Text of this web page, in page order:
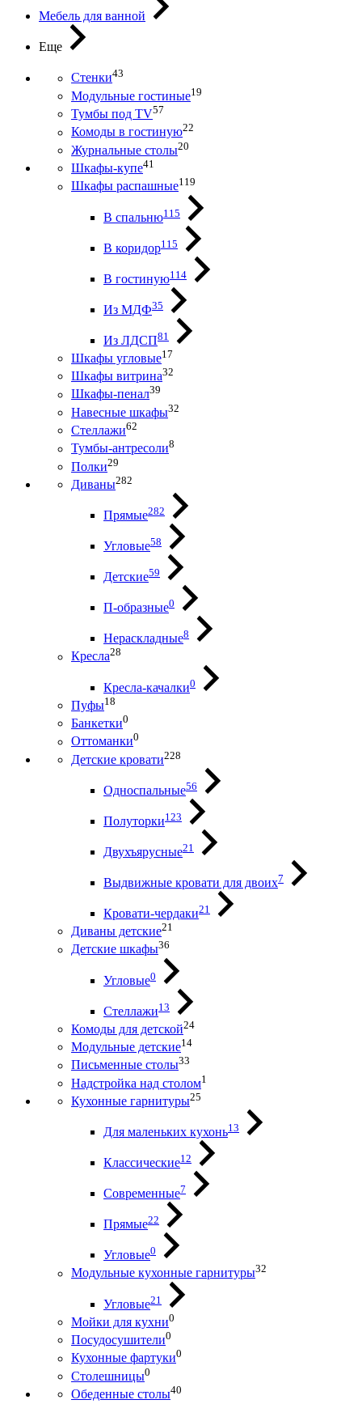
Мебель для ванной
Еще
Стенки43
Модульные гостиные19
Тумбы под ТV57
Комоды в гостиную22
Журнальные столы20
Шкафы-купе41
Шкафы распашные119
В спальню115
В коридор115
В гостиную114
Из МДФ35
Из ЛДСП81
Шкафы угловые17
Шкафы витрина32
Шкафы-пенал39
Навесные шкафы32
Стеллажи62
Тумбы-антресоли8
Полки29
Диваны282
Прямые282
Угловые58
Детские59
П-образные0
Нераскладные8
Кресла28
Кресла-качалки0
Пуфы18
Банкетки0
Оттоманки0
Детские кровати228
Односпальные56
Полуторки123
Двухъярусные21
Выдвижные кровати для двоих7
Кровати-чердаки21
Диваны детские21
Детские шкафы36
Угловые0
Стеллажи13
Комоды для детской24
Модульные детские14
Письменные столы33
Надстройка над столом1
Кухонные гарнитуры25
Для маленьких кухонь13
Классические12
Современные7
Прямые22
Угловые0
Модульные кухонные гарнитуры32
Угловые21
Мойки для кухни0
Посудосушители0
Кухонные фартуки0
Столешницы0
Обеденные столы40